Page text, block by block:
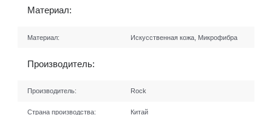
Материал:
Материал: Искусственная кожа, Микрофибра
Производитель:
Производитель: Rock
Страна производства: Китай